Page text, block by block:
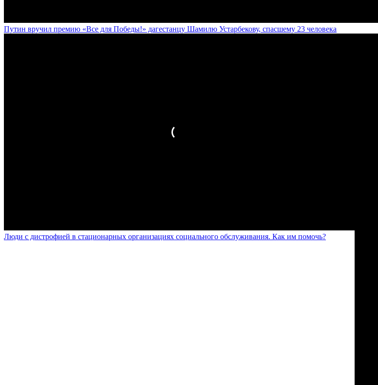
Путин вручил премию «Все для Победы!» дагестанцу Шамилю Устарбекову, спасшему 23 человека
Люди с дистрофией в стационарных организациях социального обслуживания. Как им помочь?